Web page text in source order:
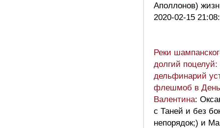
Аполлонов)
2020-02-15
Реки
долгий поцелуй:
дельфинарий
флешмоб в День
Валентина:
с Таней и без
непорядок;) и